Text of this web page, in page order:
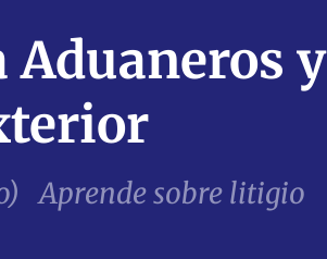
Aduaneros y
Aprende sobre litigio